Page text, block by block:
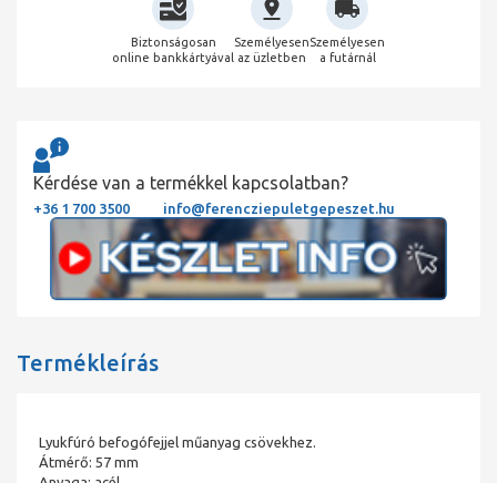
Biztonságosan
online bankkártyával
Személyesen
az üzletben
Személyesen
a futárnál
Kérdése van a termékkel kapcsolatban?
+36 1 700 3500 info@ferencziepuletgepeszet.hu
Termékleírás
Lyukfúró befogófejjel műanyag csövekhez.
Átmérő: 57 mm